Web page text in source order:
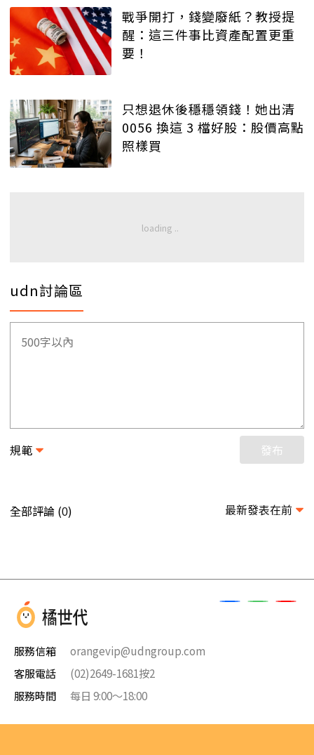
戰爭開打，錢變廢紙？教授提
醒：這三件事比資產配置更重
要！
只想退休後穩穩領錢！她出清
0056 換這 3 檔好股：股價高點
照樣買
udn討論區
規範 發布
全部評論 (0) 最新發表在前
服務信箱
orangevip@udngroup.com
客服電話
(02)2649-1681按2
服務時間
每日 9:00～18:00